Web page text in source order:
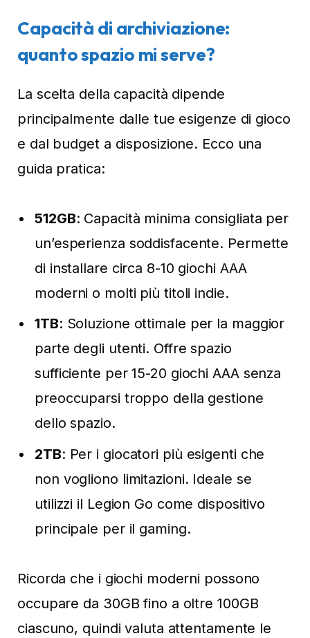
Capacità di archiviazione:
quanto spazio mi serve?
La scelta della capacità dipende
principalmente dalle tue esigenze di gioco
e dal budget a disposizione. Ecco una
guida pratica:
512GB: Capacità minima consigliata per
un’esperienza soddisfacente. Permette
di installare circa 8-10 giochi AAA
moderni o molti più titoli indie.
1TB: Soluzione ottimale per la maggior
parte degli utenti. Offre spazio
sufficiente per 15-20 giochi AAA senza
preoccuparsi troppo della gestione
dello spazio.
2TB: Per i giocatori più esigenti che
non vogliono limitazioni. Ideale se
utilizzi il Legion Go come dispositivo
principale per il gaming.
Ricorda che i giochi moderni possono
occupare da 30GB fino a oltre 100GB
ciascuno, quindi valuta attentamente le